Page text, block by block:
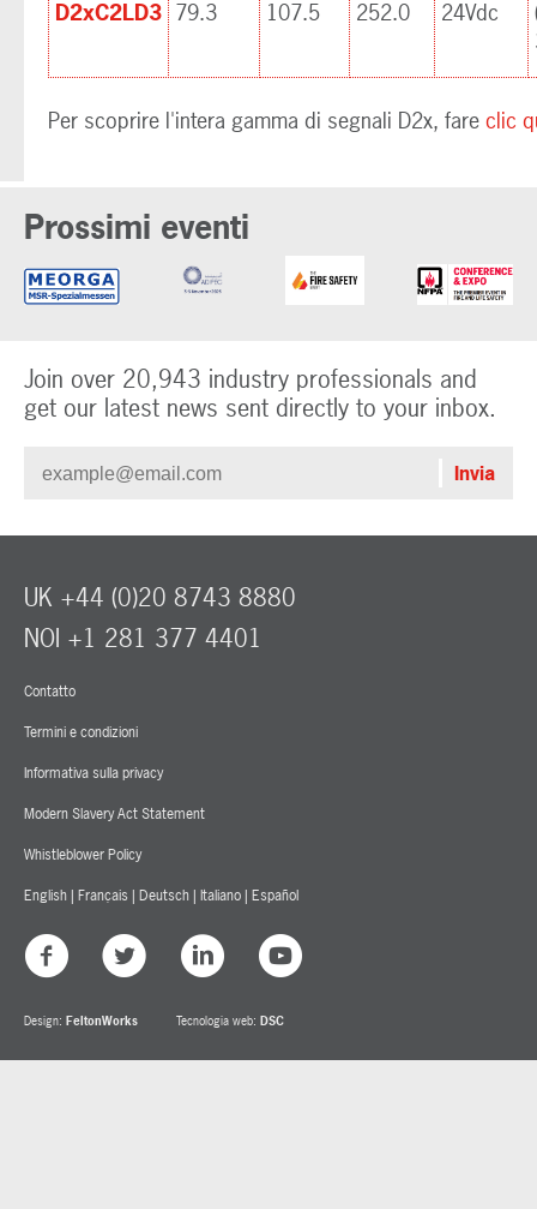
D2xC2LD3 79.3 107.5 252.0 24Vdc
Per scoprire l'intera gamma di segnali D2x, fare clic
Prossimi eventi
Join over 20,943 industry professionals and
get our latest news sent directly to your inbox.
Contatto
Termini e condizioni
Informativa sulla privacy
Modern Slavery Act Statement
Whistleblower Policy
English | Français | Deutsch | Italiano | Español
UK +44 (0)20 8743 8880
NOI +1 281 377 4401
Design: FeltonWorks Tecnologia web: DSC